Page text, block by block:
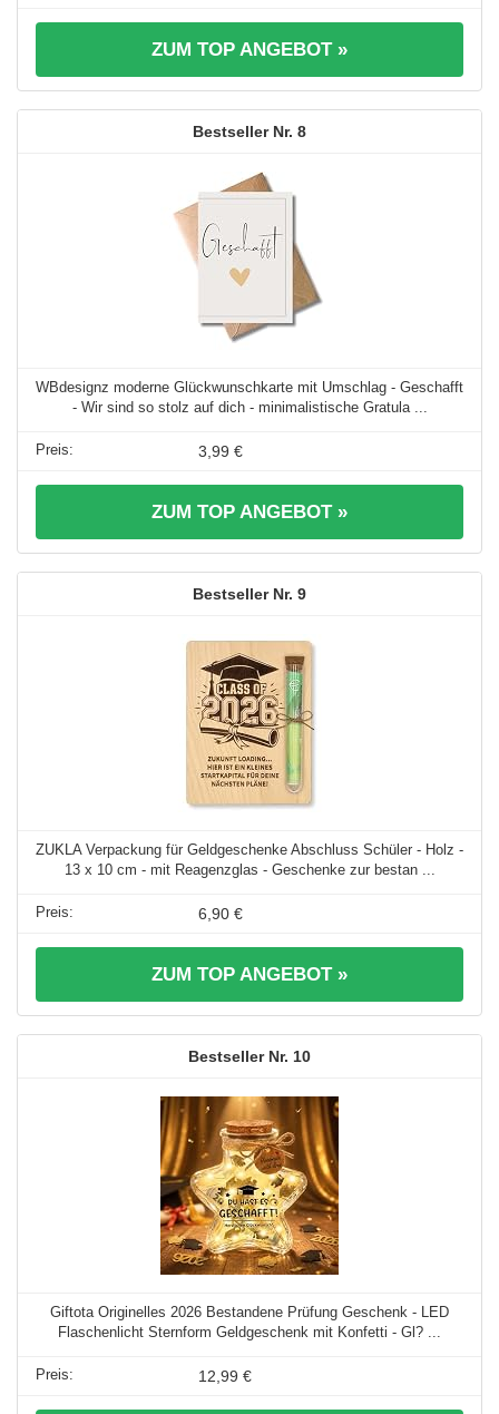
ZUM TOP ANGEBOT »
8
WBdesignz moderne Glückwunschkarte mit Umschlag - Geschafft
- Wir sind so stolz auf dich - minimalistische Gratula ...
3,99 €
ZUM TOP ANGEBOT »
9
ZUKLA Verpackung für Geldgeschenke Abschluss Schüler - Holz -
13 x 10 cm - mit Reagenzglas - Geschenke zur bestan ...
6,90 €
ZUM TOP ANGEBOT »
10
Giftota Originelles 2026 Bestandene Prüfung Geschenk - LED
Flaschenlicht Sternform Geldgeschenk mit Konfetti - Gl? ...
12,99 €